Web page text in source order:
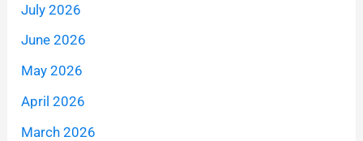
July 2026
June 2026
May 2026
April 2026
March 2026